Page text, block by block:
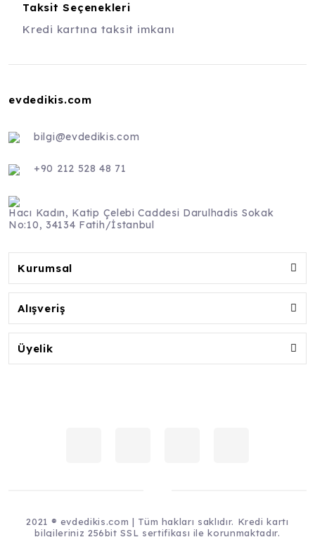
Taksit Seçenekleri
Kredi kartına taksit imkanı
evdedikis.com
bilgi@evdedikis.com
+90 212 528 48 71
Hacı Kadın, Katip Çelebi Caddesi Darulhadis Sokak
No:10, 34134 Fatih/İstanbul
Kurumsal
Alışveriş
Üyelik
2021 ® evdedikis.com | Tüm hakları saklıdır. Kredi kartı
bilgileriniz 256bit SSL sertifikası ile korunmaktadır.